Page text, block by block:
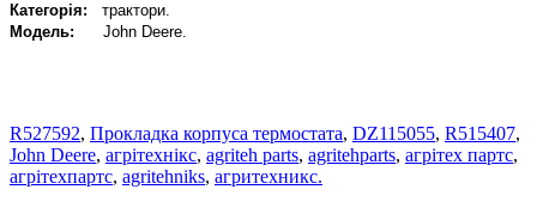
Категорія: трактори.
Модель: John Deere.
R527592, Прокладка корпуса термостата, DZ115055, R515407,
John Deere, агрітехнікс, agriteh parts, agritehparts, агрітех партс,
агрітехпартс, agritehniks, агритехникс.